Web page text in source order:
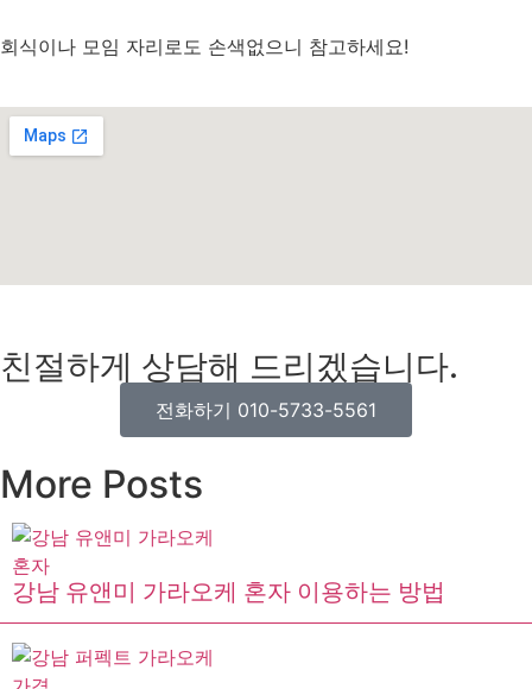
회식이나 모임 자리로도 손색없으니 참고하세요!
친절하게 상담해 드리겠습니다.
전화하기 010-5733-5561
More Posts
강남 유앤미 가라오케 혼자 이용하는 방법